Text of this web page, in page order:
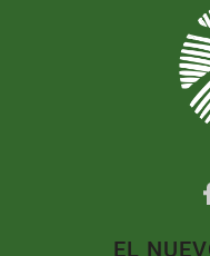
EL